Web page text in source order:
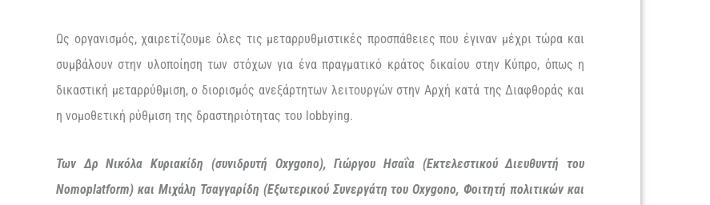
Ως οργανισμός, χαιρετίζουμε όλες τις μεταρρυθμιστικές προσπάθειες που έγιναν μέχρι τώρα και
συμβάλουν στην υλοποίηση των στόχων για ένα πραγματικό κράτος δικαίου στην Κύπρο, όπως η
δικαστική μεταρρύθμιση, ο διορισμός ανεξάρτητων λειτουργών στην Αρχή κατά της Διαφθοράς και
η νομοθετική ρύθμιση της δραστηριότητας του lobbying.
Των Δρ Νικόλα Κυριακίδη (συνιδρυτή Oxygono), Γιώργου Ησαΐα (Εκτελεστικού Διευθυντή του
Nomoplatform) και Μιχάλη Τσαγγαρίδη (Εξωτερικού Συνεργάτη του Oxygono, Φοιτητή πολιτικών και